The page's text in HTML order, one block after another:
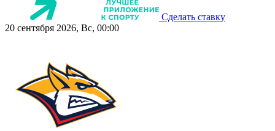
Сделать ставку
20 сентября 2026, Вс, 00:00